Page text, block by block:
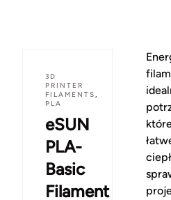
3D
PRINTER
FILAMENTS,
PLA
eSUN
PLA-
Basic
Filament